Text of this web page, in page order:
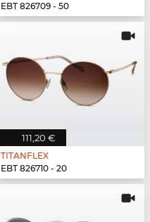
EBT 826709 - 50
111,20 €
TITANFLEX
EBT 826710 - 20